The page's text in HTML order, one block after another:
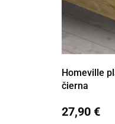
Homeville
čierna
27,90 €